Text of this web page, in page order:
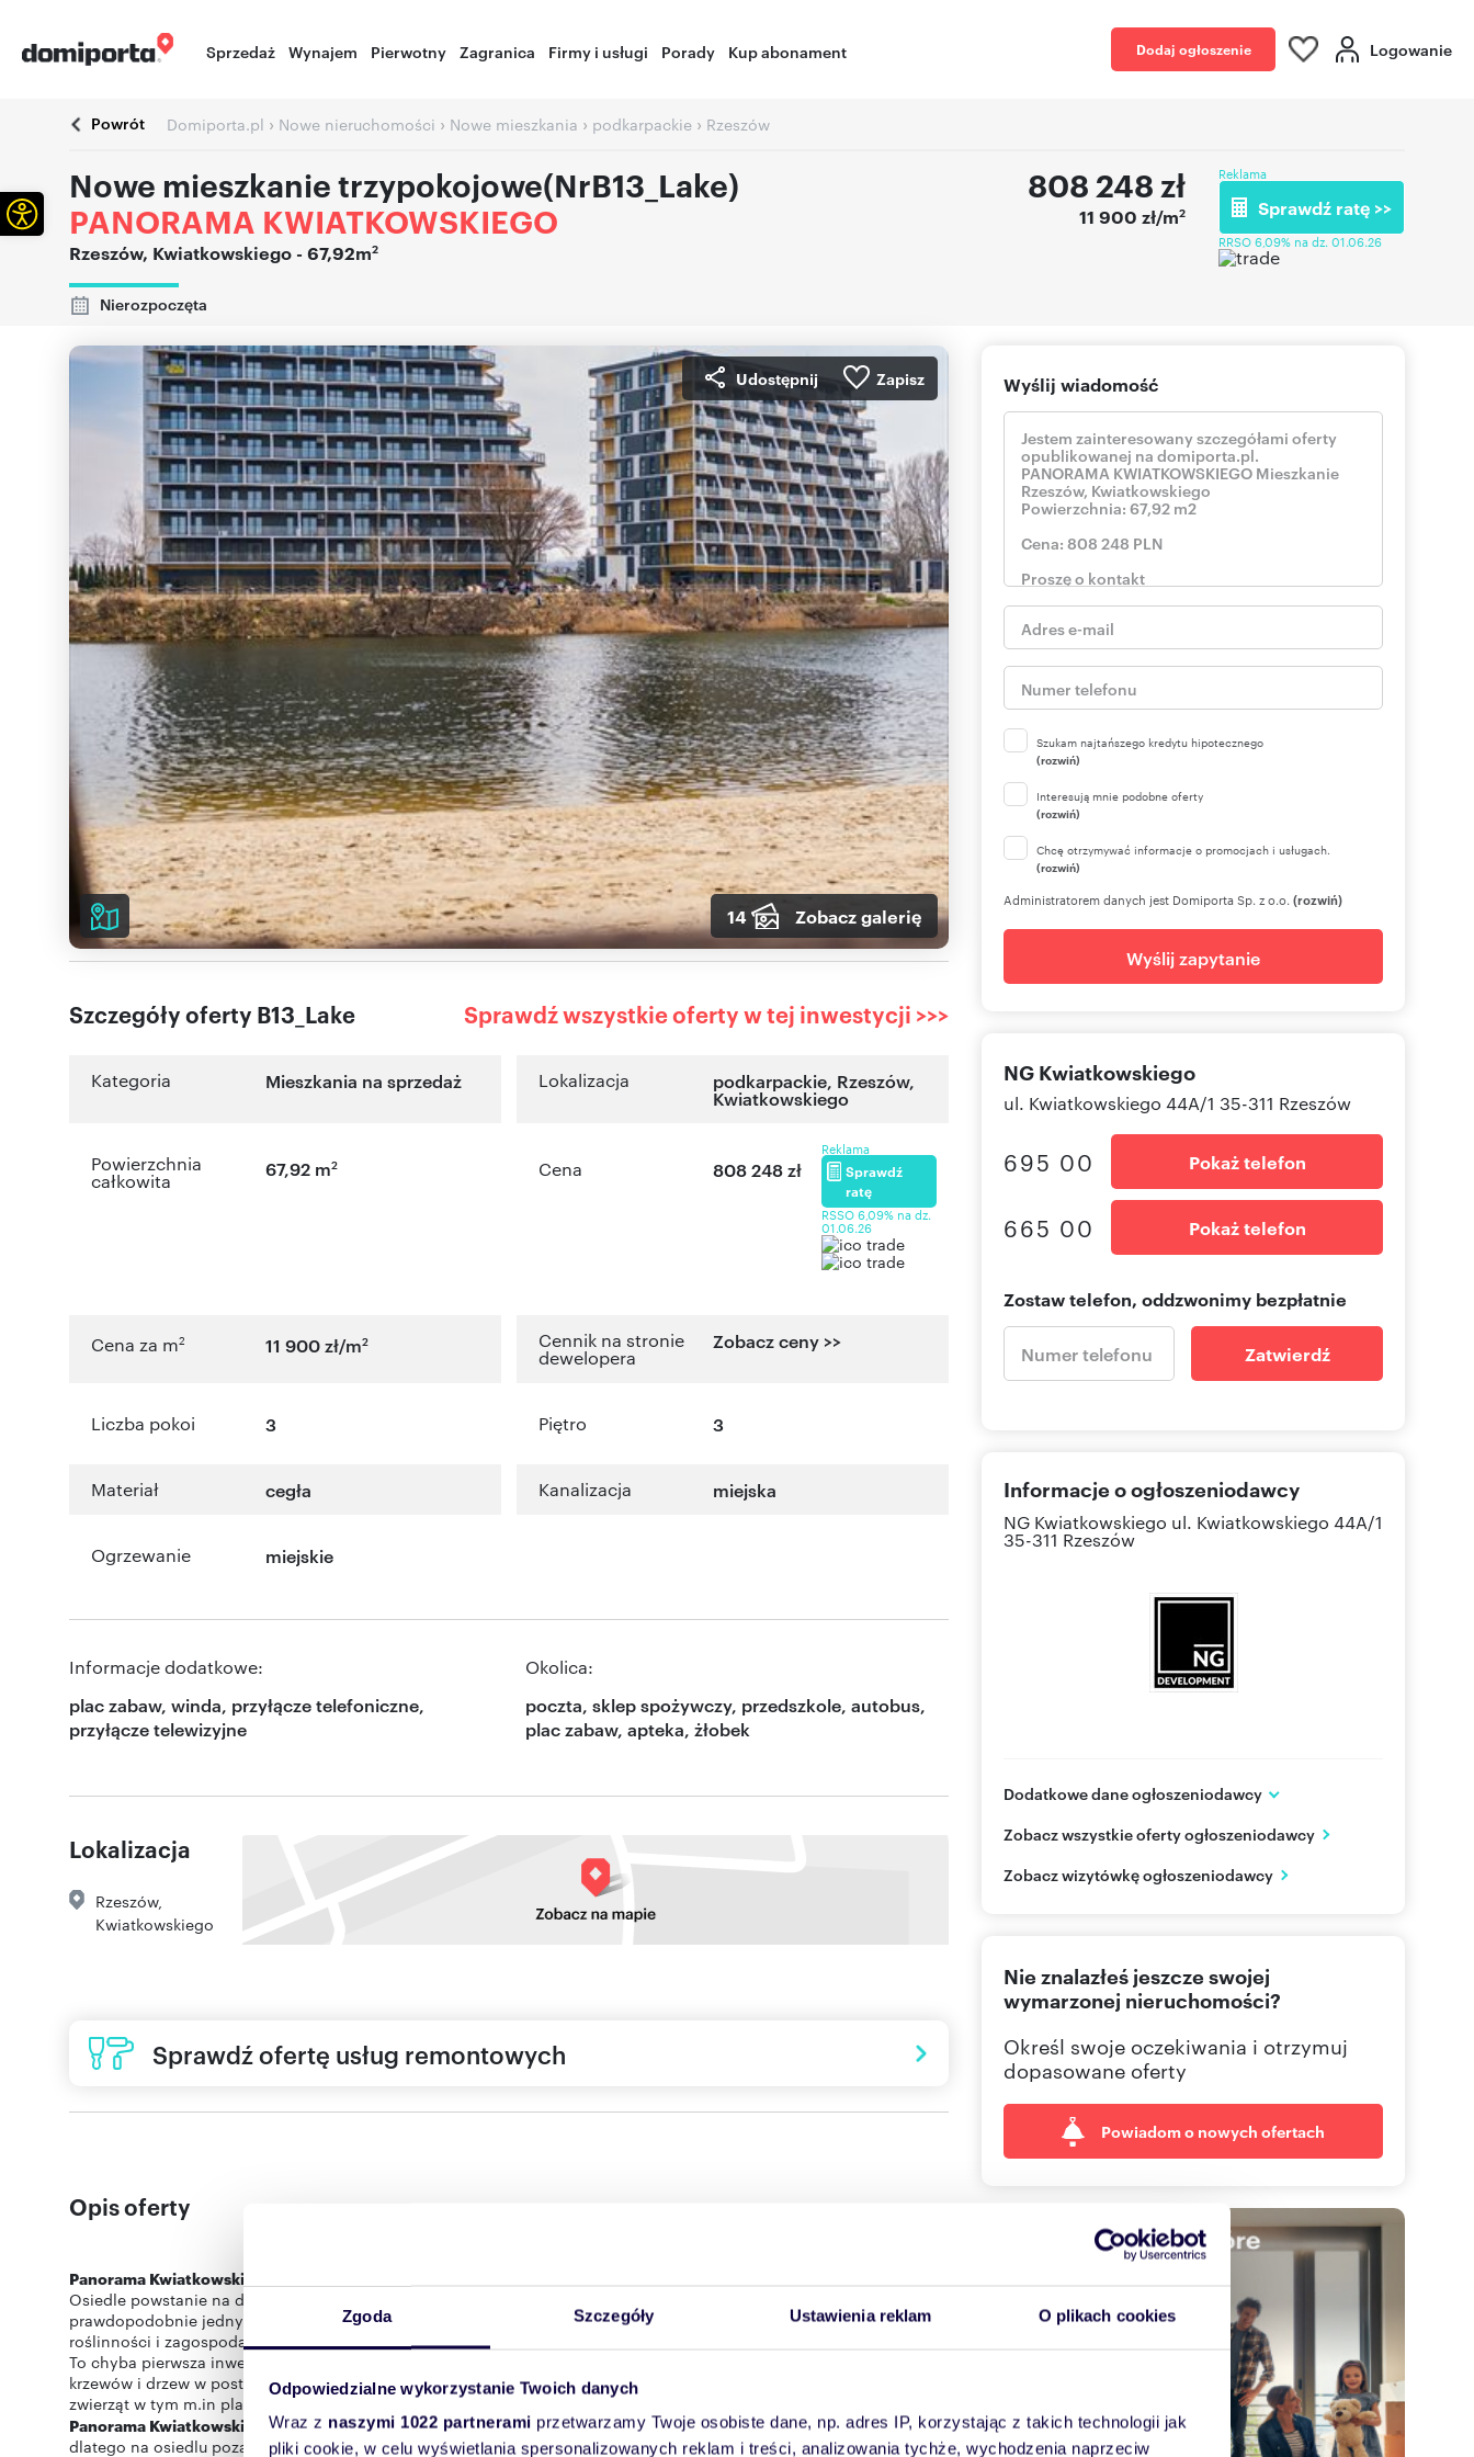
Zgoda Szczegóły Ustawienia reklam O plikach cookies
Odpowiedzialne wykorzystanie Twoich danych
Wraz z naszymi 1022 partnerami przetwarzamy Twoje osobiste dane, np. adres IP, korzystając z takich technologii jak
pliki cookie, w celu wyświetlania spersonalizowanych reklam i treści, analizowania tychże, wychodzenia naprzeciw
Sprzedaż Wynajem Pierwotny Zagranica Firmy i usługi Porady Kup abonament Dodaj ogłoszenie Logowanie
Powrót Domiporta.pl › Nowe nieruchomości › Nowe mieszkania › podkarpackie › Rzeszów
Nowe mieszkanie trzypokojowe(NrB13_Lake)
PANORAMA KWIATKOWSKIEGO
Rzeszów, Kwiatkowskiego - 67,92m2
Nierozpoczęta
808 248 zł
11 900 zł/m2
Reklama
Sprawdź ratę >>
RRSO 6,09% na dz. 01.06.26
Udostępnij Zapisz
14 Zobacz galerię
Szczegóły oferty B13_Lake Sprawdź wszystkie oferty w tej inwestycji >>>
Kategoria Mieszkania na sprzedaż Lokalizacja podkarpackie, Rzeszów,
Kwiatkowskiego
Powierzchnia
całkowita
67,92 m2 Cena 808 248 zł
Reklama
Sprawdź
ratę
RSSO 6,09% na dz.
01.06.26
Cena za m2 11 900 zł/m2 Cennik na stronie
dewelopera
Zobacz ceny >>
Liczba pokoi 3 Piętro 3
Materiał cegła Kanalizacja miejska
Ogrzewanie miejskie
Informacje dodatkowe:
plac zabaw, winda, przyłącze telefoniczne,
przyłącze telewizyjne
Okolica:
poczta, sklep spożywczy, przedszkole, autobus,
plac zabaw, apteka, żłobek
Lokalizacja
Rzeszów,
Kwiatkowskiego
Sprawdź ofertę usług remontowych
Opis oferty
Panorama Kwiatkowskiego
Osiedle powstanie na działce zlokalizowanej przy ul. Kwiatkowskiego bezpośrednio przy Żwirowni i będzie
prawdopodobnie jednym z najbardziej atrakcyjnych osiedli w Rzeszowie - przynajmniej pod względem atrakcji,
roślinności i zagospodarowania terenu.
To chyba pierwsza inwestycja w Rzeszowie, która ma zaplanowane nasadzenie ponad 100 różnych gatunków kwiatów,
krzewów i drzew w postaci łąk kwietnych. Dodatkowo wprowadzone zostaną atrakcje przyjazne zarówno dla ludzi jak i
Panorama Kwiatkowskiegobędzie projektem skierowanym przede wszystkim na zdrowy, nowoczesny styl życia,
dlatego na osiedlu poza wcześniej wspomnianymi zostały zaplanowane także:
Wyślij wiadomość
Szukam najtańszego kredytu hipotecznego
(rozwiń)
Interesują mnie podobne oferty
(rozwiń)
Chcę otrzymywać informacje o promocjach i usługach.
(rozwiń)
Administratorem danych jest Domiporta Sp. z o.o. (rozwiń)
Wyślij zapytanie
NG Kwiatkowskiego
ul. Kwiatkowskiego 44A/1 35-311 Rzeszów
695 00 Pokaż telefon
665 00 Pokaż telefon
Zostaw telefon, oddzwonimy bezpłatnie
Zatwierdź
Informacje o ogłoszeniodawcy
NG Kwiatkowskiego ul. Kwiatkowskiego 44A/1
35-311 Rzeszów
Dodatkowe dane ogłoszeniodawcy
ul. Kwiatkowskiego 44A/1
podkarpackie
665 00 Pokaż telefon
Zobacz wszystkie oferty ogłoszeniodawcy
Zobacz wizytówkę ogłoszeniodawcy
Nie znalazłeś jeszcze swojej
wymarzonej nieruchomości?
Określ swoje oczekiwania i otrzymuj
dopasowane oferty
Powiadom o nowych ofertach
Otwórz pasek narzędzi